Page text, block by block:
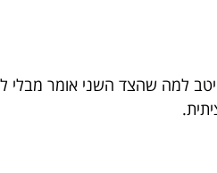
למה שהצד השני אומר מבלי